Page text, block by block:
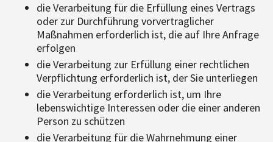
die Verarbeitung für die Erfüllung eines Vertrags
oder zur Durchführung vorvertraglicher
Maßnahmen erforderlich ist, die auf Ihre Anfrage
erfolgen
die Verarbeitung zur Erfüllung einer rechtlichen
Verpflichtung erforderlich ist, der Sie unterliegen
die Verarbeitung erforderlich ist, um Ihre
lebenswichtige Interessen oder die einer anderen
Person zu schützen
die Verarbeitung für die Wahrnehmung einer